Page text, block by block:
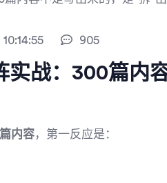
905
实战：300篇内
内容，第一反应是：